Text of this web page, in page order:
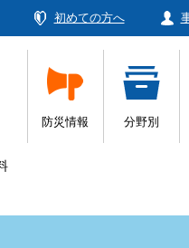
初めての方へ
防災情報 分野別